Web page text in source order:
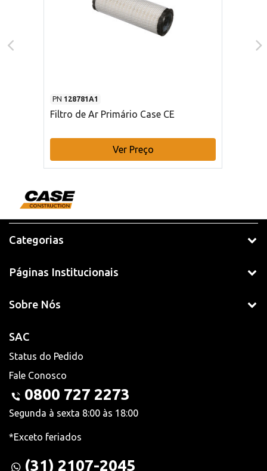
PN 128781A1
Filtro de Ar Primário Case CE
Ver Preço
Categorias
Páginas Institucionais
Sobre Nós
SAC
Status do Pedido
Fale Conosco
0800 727 2273
Segunda à sexta 8:00 às 18:00
*Exceto feriados
(31) 2107-2045